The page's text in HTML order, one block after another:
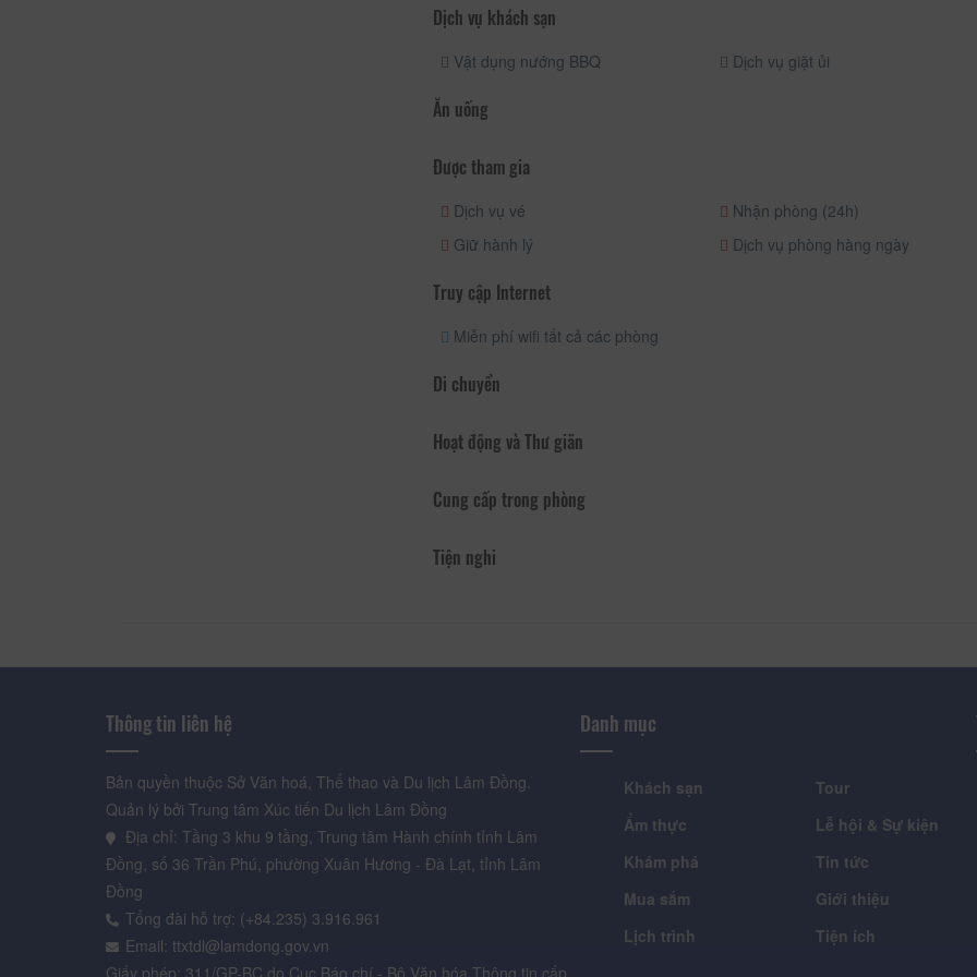
Dịch vụ khách sạn
Vật dụng nướng BBQ Dịch vụ giặt ủi
Ăn uống
Được tham gia
Dịch vụ vé Nhận phòng (24h)
Giữ hành lý
Dịch vụ phòng hàng ngày
Truy cập Internet
Miễn phí wifi tất cả các phòng
Di chuyển
Hoạt động và Thư giãn
Cung cấp trong phòng
Tiện nghi
Thông tin liên hệ
Bản quyền thuộc Sở Văn hoá, Thể thao và Du lịch Lâm Đồng.
Quản lý bởi Trung tâm Xúc tiến Du lịch Lâm Đồng
Địa chỉ: Tầng 3 khu 9 tầng, Trung tâm Hành chính tỉnh Lâm
Đồng, số 36 Trần Phú, phường Xuân Hương - Đà Lạt, tỉnh Lâm
Đồng
Tổng đài hỗ trợ: (+84.235) 3.916.961
Email: ttxtdl@lamdong.gov.vn
Giấy phép: 311/GP-BC do Cục Báo chí - Bộ Văn hóa Thông tin cấp
Danh mục
Khách sạn
Ẩm thực
Khám phá
Mua sắm
Lịch trình
Tour
Lễ hội & Sự kiện
Tin tức
Giới thiệu
Tiện ích